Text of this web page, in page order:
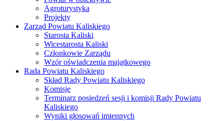
Agroturystyka
Projekty
Zarząd Powiatu Kaliskiego
Starosta Kaliski
Wicestarosta Kaliski
Członkowie Zarządu
Wzór oświadczenia majątkowego
Rada Powiatu Kaliskiego
Skład Rady Powiatu Kaliskiego
Komisje
Terminarz posiedzeń sesji i komisji Rady Powiatu
Kaliskiego
Wyniki głosowań imiennych